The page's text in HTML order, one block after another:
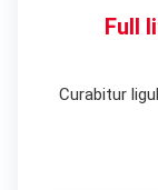
Full
Curabitur